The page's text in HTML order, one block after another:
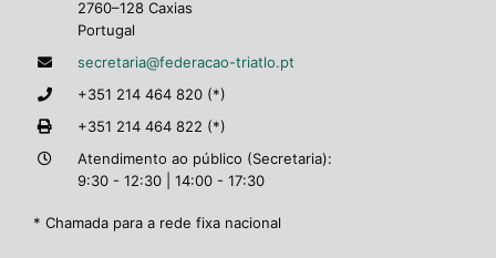
2760–128 Caxias
Portugal
secretaria@federacao-triatlo.pt
+351 214 464 820 (*)
+351 214 464 822 (*)
Atendimento ao público (Secretaria):
9:30 - 12:30 | 14:00 - 17:30
* Chamada para a rede fixa nacional